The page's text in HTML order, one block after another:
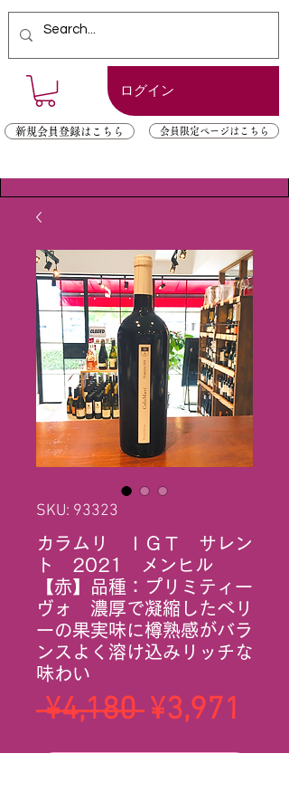
ログイン
新規会員登録はこちら 会員限定ページはこちら
SKU: 93323
カラムリ ＩＧＴ サレン
ト 2021 メンヒル
【赤】品種：プリミティー
ヴォ 濃厚で凝縮したベリ
ーの果実味に樽熟感がバラ
ンスよく溶け込みリッチな
味わい
¥4,180 Regular
Price
¥3,971
Price